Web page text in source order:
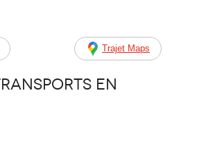
Trajet Maps
en